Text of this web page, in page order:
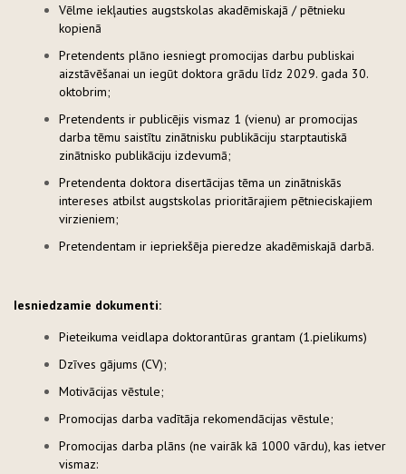
Vēlme iekļauties augstskolas akadēmiskajā / pētnieku
kopienā
Pretendents plāno iesniegt promocijas darbu publiskai
aizstāvēšanai un iegūt doktora grādu līdz 2029. gada 30.
oktobrim;
Pretendents ir publicējis vismaz 1 (vienu) ar promocijas
darba tēmu saistītu zinātnisku publikāciju starptautiskā
zinātnisko publikāciju izdevumā;
Pretendenta doktora disertācijas tēma un zinātniskās
intereses atbilst augstskolas prioritārajiem pētnieciskajiem
virzieniem;
Pretendentam ir iepriekšēja pieredze akadēmiskajā darbā.
Iesniedzamie dokumenti:
Pieteikuma veidlapa doktorantūras grantam (1.pielikums)
Dzīves gājums (CV);
Motivācijas vēstule;
Promocijas darba vadītāja rekomendācijas vēstule;
Promocijas darba plāns (ne vairāk kā 1000 vārdu), kas ietver
vismaz: